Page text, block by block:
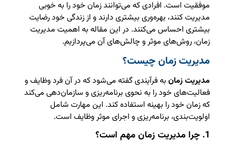
موفقیت است. افرادی که می‌توانند زمان خود را به خوبی
مدیریت کنند، بهره‌وری بیشتری دارند و از زندگی خود رضایت
بیشتری احساس می‌کنند. در این مقاله به اهمیت مدیریت
زمان، روش‌های موثر و چالش‌های آن می‌پردازیم.
مدیریت زمان چیست؟
مدیریت زمان به فرآیندی گفته می‌شود که در آن فرد وظایف و
فعالیت‌های خود را به نحوی برنامه‌ریزی و سازمان‌دهی می‌کند
که زمان خود را بهینه استفاده کند. این مهارت شامل
اولویت‌بندی، برنامه‌ریزی و اجرای موثر وظایف است.
1. چرا مدیریت زمان مهم است؟